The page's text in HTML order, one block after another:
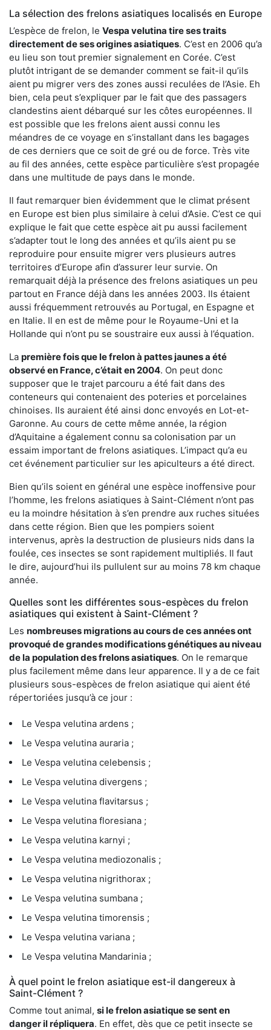
La sélection des frelons asiatiques localisés en Europe
L’espèce de frelon, le Vespa velutina tire ses traits
directement de ses origines asiatiques. C’est en 2006 qu’a
eu lieu son tout premier signalement en Corée. C’est
plutôt intrigant de se demander comment se fait-il qu’ils
aient pu migrer vers des zones aussi reculées de l’Asie. Eh
bien, cela peut s’expliquer par le fait que des passagers
clandestins aient débarqué sur les côtes européennes. Il
est possible que les frelons aient aussi connu les
méandres de ce voyage en s’installant dans les bagages
de ces derniers que ce soit de gré ou de force. Très vite
au fil des années, cette espèce particulière s’est propagée
dans une multitude de pays dans le monde.
Il faut remarquer bien évidemment que le climat présent
en Europe est bien plus similaire à celui d’Asie. C’est ce qui
explique le fait que cette espèce ait pu aussi facilement
s’adapter tout le long des années et qu’ils aient pu se
reproduire pour ensuite migrer vers plusieurs autres
territoires d’Europe afin d’assurer leur survie. On
remarquait déjà la présence des frelons asiatiques un peu
partout en France déjà dans les années 2003. Ils étaient
aussi fréquemment retrouvés au Portugal, en Espagne et
en Italie. Il en est de même pour le Royaume-Uni et la
Hollande qui n’ont pu se soustraire eux aussi à l’équation.
La première fois que le frelon à pattes jaunes a été
observé en France, c’était en 2004. On peut donc
supposer que le trajet parcouru a été fait dans des
conteneurs qui contenaient des poteries et porcelaines
chinoises. Ils auraient été ainsi donc envoyés en Lot-et-
Garonne. Au cours de cette même année, la région
d’Aquitaine a également connu sa colonisation par un
essaim important de frelons asiatiques. L’impact qu’a eu
cet événement particulier sur les apiculteurs a été direct.
Bien qu’ils soient en général une espèce inoffensive pour
l’homme, les frelons asiatiques à Saint-Clément n’ont pas
eu la moindre hésitation à s’en prendre aux ruches situées
dans cette région. Bien que les pompiers soient
intervenus, après la destruction de plusieurs nids dans la
foulée, ces insectes se sont rapidement multipliés. Il faut
le dire, aujourd’hui ils pullulent sur au moins 78 km chaque
année.
Quelles sont les différentes sous-espèces du frelon
asiatiques qui existent à Saint-Clément ?
Les nombreuses migrations au cours de ces années ont
provoqué de grandes modifications génétiques au niveau
de la population des frelons asiatiques. On le remarque
plus facilement même dans leur apparence. Il y a de ce fait
plusieurs sous-espèces de frelon asiatique qui aient été
répertoriées jusqu’à ce jour :
Le Vespa velutina ardens ;
Le Vespa velutina auraria ;
Le Vespa velutina celebensis ;
Le Vespa velutina divergens ;
Le Vespa velutina flavitarsus ;
Le Vespa velutina floresiana ;
Le Vespa velutina karnyi ;
Le Vespa velutina mediozonalis ;
Le Vespa velutina nigrithorax ;
Le Vespa velutina sumbana ;
Le Vespa velutina timorensis ;
Le Vespa velutina variana ;
Le Vespa velutina Mandarinia ;
À quel point le frelon asiatique est-il dangereux à
Saint-Clément ?
Comme tout animal, si le frelon asiatique se sent en
danger il répliquera. En effet, dès que ce petit insecte se